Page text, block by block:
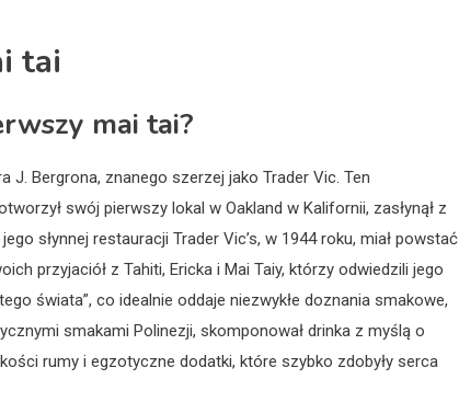
tai
mai tai?
Bergrona, znanego szerzej jako Trader Vic. Ten
swój pierwszy lokal w Oakland w Kalifornii, zasłynął z
słynnej restauracji Trader Vic’s, w 1944 roku, miał powstać
przyjaciół z Tahiti, Ericka i Mai Taiy, którzy odwiedzili jego
świata”, co idealnie oddaje niezwykłe doznania smakowe,
smakami Polinezji, skomponował drinka z myślą o
rumy i egzotyczne dodatki, które szybko zdobyły serca